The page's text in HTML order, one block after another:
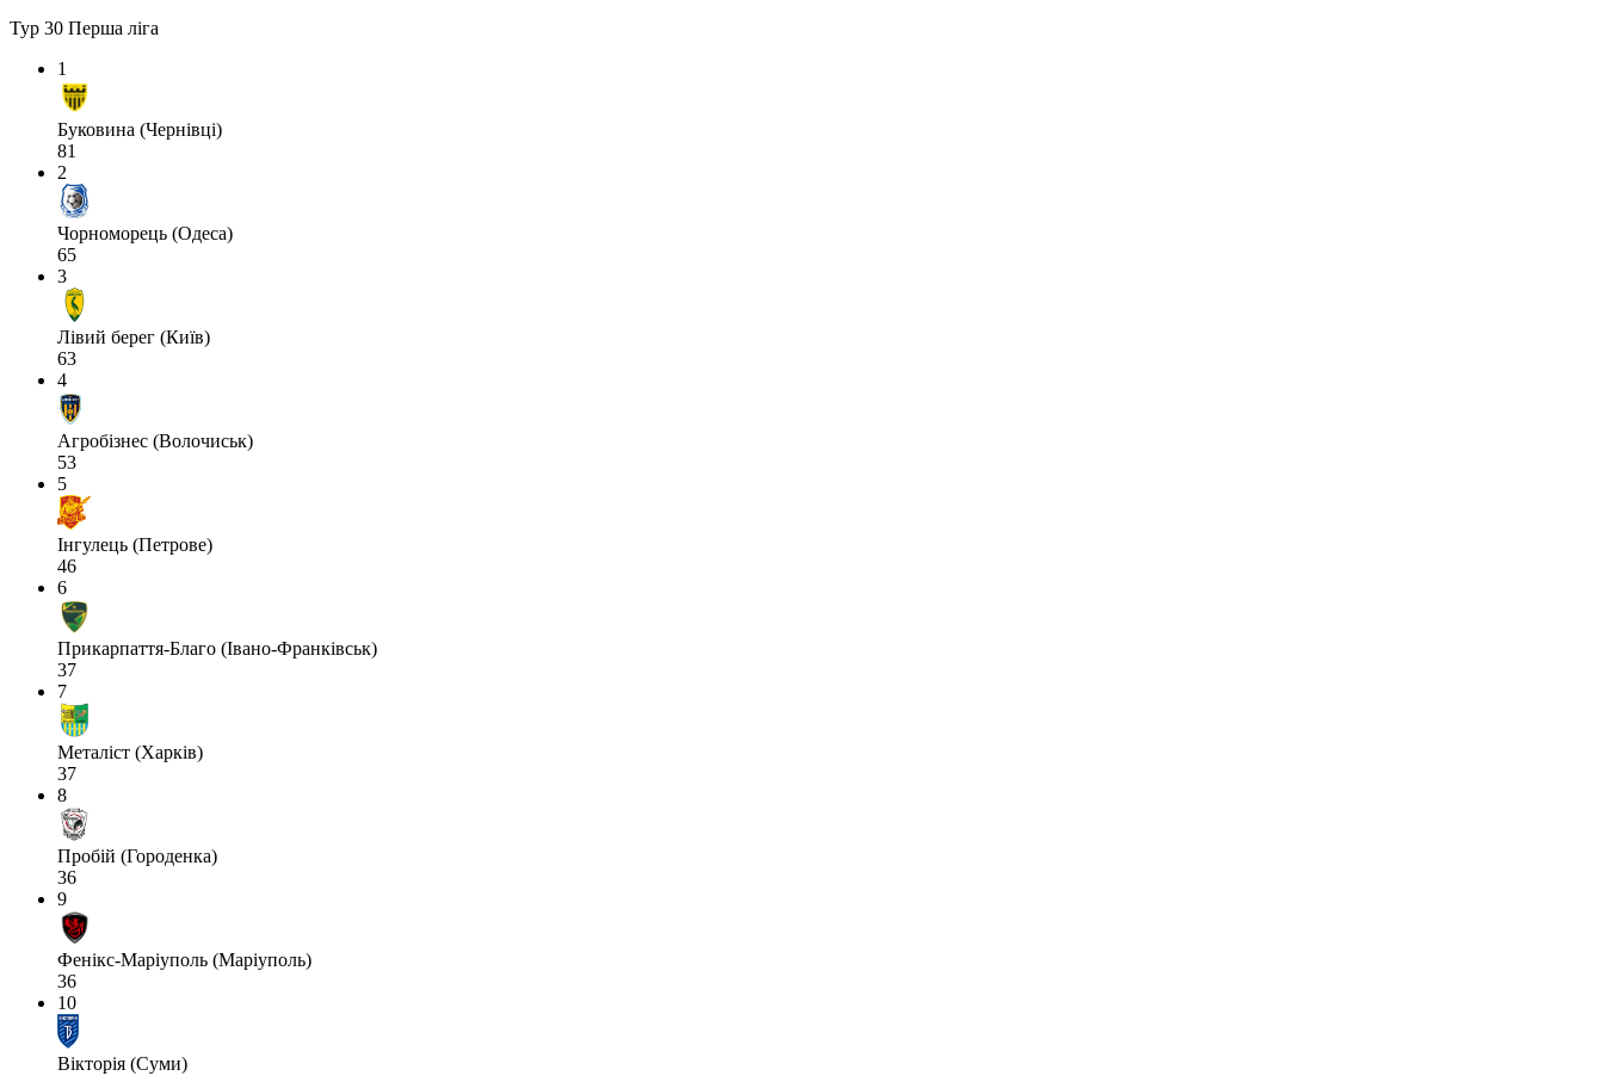
Тур 30 Перша ліга
1
Буковина (Чернівці)
81
2
Чорноморець (Одеса)
65
3
Лівий берег (Київ)
63
4
Агробізнес (Волочиськ)
53
5
Інгулець (Петрове)
46
6
Прикарпаття-Благо (Івано-Франківськ)
37
7
Металіст (Харків)
37
8
Пробій (Городенка)
36
9
Фенікс-Маріуполь (Маріуполь)
36
10
Вікторія (Суми)